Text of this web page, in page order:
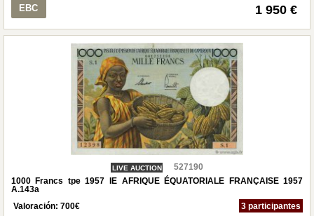
EBC 1 950 €
LIVE AUCTION
527190
1000 Francs tpe 1957 IE AFRIQUE ÉQUATORIALE FRANÇAISE 1957
A.143a
Valoración: 700€ 3 participantes